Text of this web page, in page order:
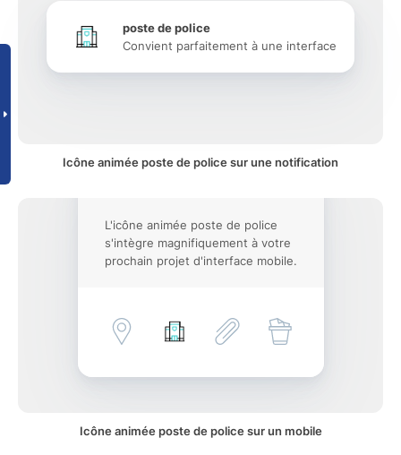
poste de police
Convient parfaitement à une interface
Icône animée poste de police sur une notification
L'icône animée poste de police
s'intègre magnifiquement à votre
prochain projet d'interface mobile.
Icône animée poste de police sur un mobile